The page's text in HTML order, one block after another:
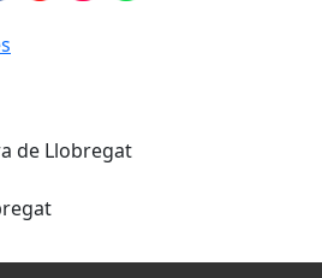
de Llobregat